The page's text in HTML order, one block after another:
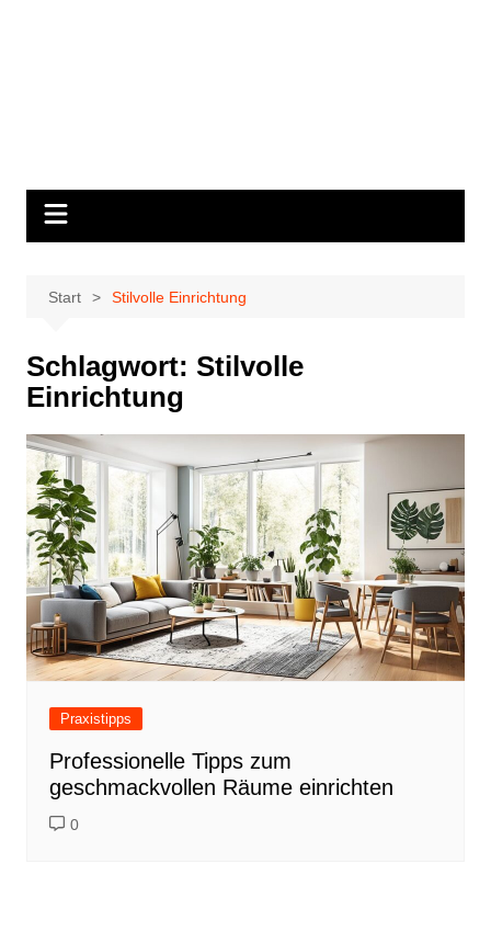
Start Stilvolle Einrichtung
Schlagwort: Stilvolle
Einrichtung
Praxistipps
Professionelle Tipps zum
geschmackvollen Räume einrichten
0